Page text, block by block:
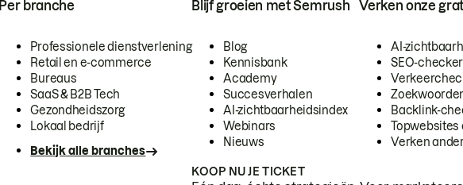
Per branche
Professionele dienstverlening
Retail en e-commerce
Bureaus
SaaS & B2B Tech
Gezondheidszorg
Lokaal bedrijf
Bekijk alle branches
Blijf groeien met Semrush
Blog
Kennisbank
Academy
Succesverhalen
AI-zichtbaarheidsindex
Webinars
Nieuws
Verken onze
AI-
SEO-checker
Backlink-
Topwebsites
Verken
KOOP NU JE TICKET